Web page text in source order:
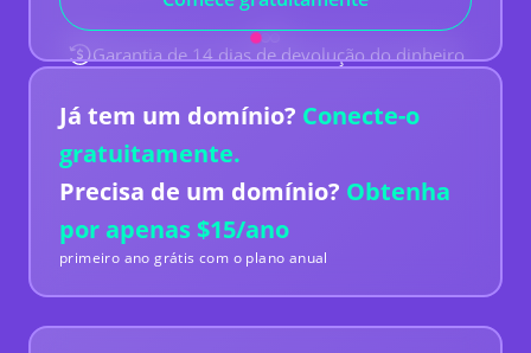
poucos minutos recebi respostas e
reconhecimentos aos meus e-mails o que foi
ótimo de ver. No gerala facilidade de uso, os
a outras pessoas e até mesmo o usaria
novamente.
Phil Taylor
Reino Unido
Uma das melhores opções disponíveis paracriar
Garantia de 14 dias de devolução do dinheiro
Já tem um domínio? Conecte-o
gratuitamente.
Precisa de um domínio? Obtenha
por apenas $15/ano
primeiro ano grátis com o plano anual